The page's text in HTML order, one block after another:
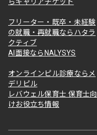
フリーター・既卒・未経験
の就職・再就職ならハタラ
クティブ
AI面接ならNALYSYS
オンラインピル診療ならメ
デリピル
レバウェル保育士 保育士向
けお役立ち情報